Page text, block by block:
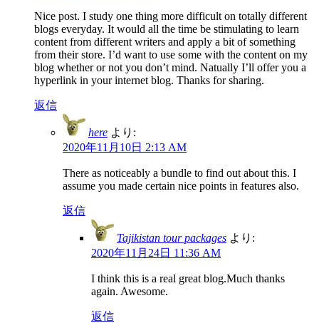
Nice post. I study one thing more difficult on totally different
blogs everyday. It would all the time be stimulating to learn
content from different writers and apply a bit of something
from their store. I’d want to use some with the content on my
blog whether or not you don’t mind. Natually I’ll offer you a
hyperlink in your internet blog. Thanks for sharing.
返信
here より:
2020年11月10日 2:13 AM
There as noticeably a bundle to find out about this. I
assume you made certain nice points in features also.
返信
Tajikistan tour packages より:
2020年11月24日 11:36 AM
I think this is a real great blog.Much thanks
again. Awesome.
返信